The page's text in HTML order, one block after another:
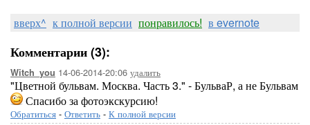
вверх^ к полной версии понравилось! в evernote
Комментарии (3):
Witch_you 14-06-2014-20:06 удалить
"Цветной бульвам. Москва. Часть 3." - БульваР, а не Бульвам
Спасибо за фотоэкскурсию!
Обратиться - Ответить - К полной версии